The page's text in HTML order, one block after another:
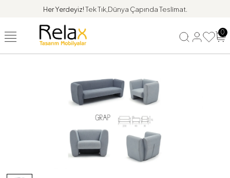
Her Yerdeyiz!Tek Tık,Dünya Çapında Teslimat.
0